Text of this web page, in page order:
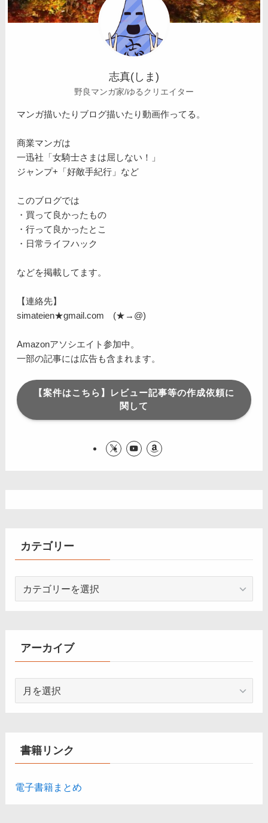
志真(しま)
野良マンガ家/ゆるクリエイター
マンガ描いたりブログ描いたり動画作ってる。
商業マンガは
一迅社「女騎士さまは屈しない！」
ジャンプ+「好敵手紀行」など
このブログでは
・買って良かったもの
・行って良かったとこ
・日常ライフハック
などを掲載してます。
【連絡先】
simateien★gmail.com (★→@)
Amazonアソシエイト参加中。
一部の記事には広告も含まれます。
【案件はこちら】レビュー記事等の作成依頼に
関して
カテゴリー
ーアーカイブ
ブ
書籍リンク
電子書籍まとめ